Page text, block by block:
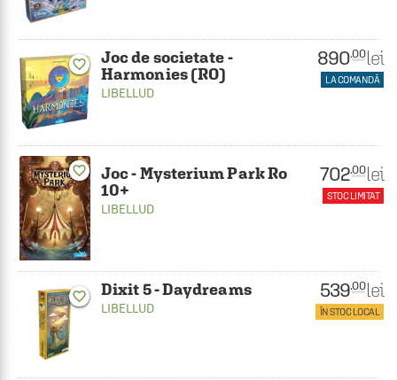
favorite_border
Joc de societate -
Harmonies (RO)
LIBELLUD
890.00 lei
LA COMANDĂ
favorite_border
Joc - Mysterium Park Ro
10+
LIBELLUD
702.00 lei
STOC LIMITAT
favorite_border Dixit 5 - Daydreams
LIBELLUD
539.00 lei
ÎN STOC LOCAL